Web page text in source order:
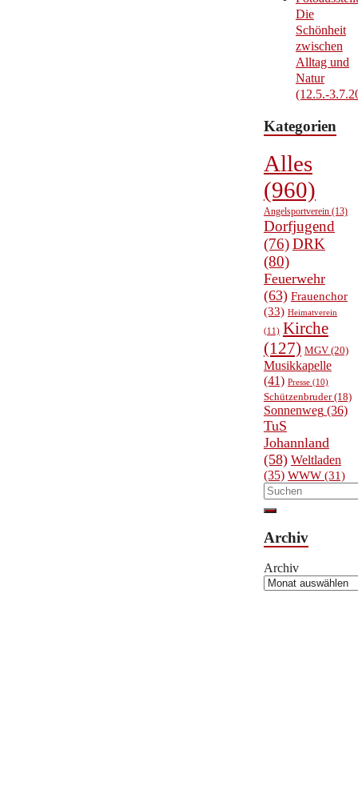
Die
Schönheit
zwischen
Alltag und
Natur
(12.5.-
Kategorien
Alles
(960)
Angelsportverein(13)
Dorfjugend
(76)DRK
(80)
Feuerwehr
(63) Frauenchor
(33) Heimatverein
(11) Kirche
(127) MGV(20)
Musikkapelle
(41) Presse(10)
Schützenbruder(18)
Sonnenweg(36)
TuS
Johannland
(58) Weltladen
(35) WWW(31)
Archiv
Archiv